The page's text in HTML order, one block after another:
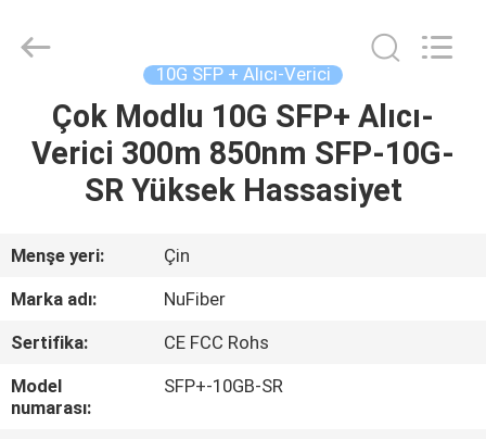
ÜRÜN:%
HAKKIMIZDA
FABRIKA
TURU
Co.,Ltd.
10G SFP + Alıcı-Verici
Çok Modlu 10G SFP+ Alıcı-
Verici 300m 850nm SFP-10G-
SR Yüksek Hassasiyet
Menşe yeri:
Çin
Marka adı:
NuFiber
Sertifika:
CE FCC Rohs
Model
numarası:
SFP+-10GB-SR